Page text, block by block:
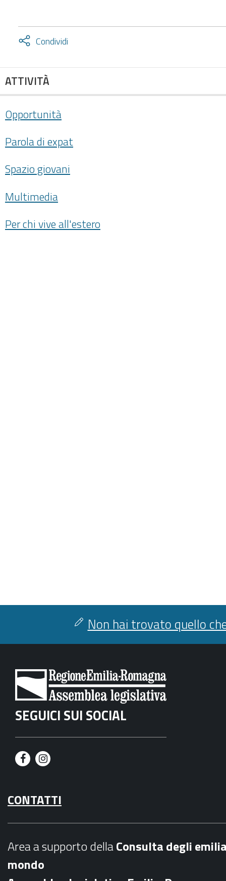
Condividi
Attiva
ATTIVITÀ
Opportunità
Parola di expat
Spazio giovani
Multimedia
Per chi vive all'estero
Non hai trovato quello
SEGUICI SUI SOCIAL
F
c
e
o
I
s
t
r
CONTATTI
Area a supporto dellaConsulta degli
mondo